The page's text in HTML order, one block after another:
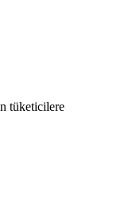
tüketicilere